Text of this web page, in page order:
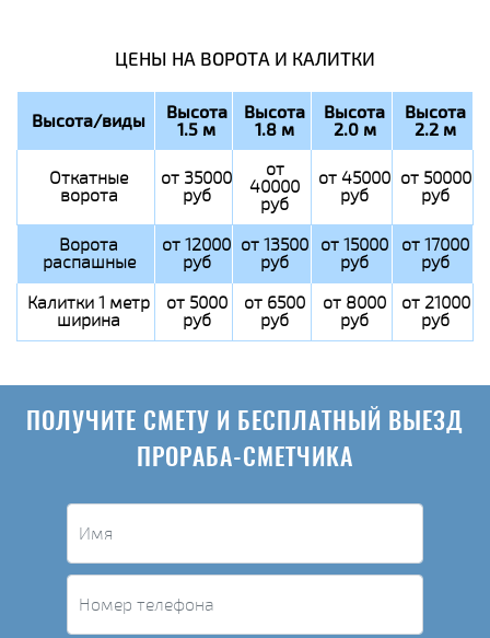
ЦЕНЫ НА ВОРОТА И КАЛИТКИ
Высота/виды Высота
1.5 м
Высота
1.8 м
Высота
2.0 м
Высота
2.2 м
Откатные
ворота
от 35000
руб
от
40000
руб
от 45000
руб
от 50000
руб
Ворота
распашные
от 12000
руб
от 13500
руб
от 15000
руб
от 17000
руб
Калитки 1 метр
ширина
от 5000
руб
от 6500
руб
от 8000
руб
от 21000
руб
ПОЛУЧИТЕ СМЕТУ И БЕСПЛАТНЫЙ ВЫЕЗД
ПРОРАБА-СМЕТЧИКА